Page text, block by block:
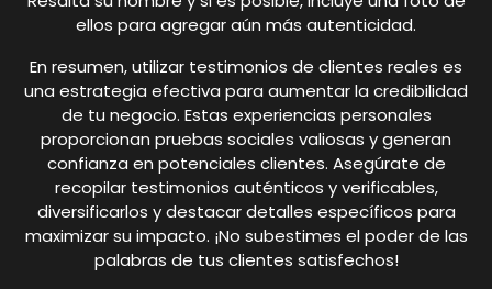
ellos para agregar aún más autenticidad.
En resumen, utilizar testimonios de clientes reales es
una estrategia efectiva para aumentar la credibilidad
de tu negocio. Estas experiencias personales
proporcionan pruebas sociales valiosas y generan
confianza en potenciales clientes. Asegúrate de
recopilar testimonios auténticos y verificables,
diversificarlos y destacar detalles específicos para
maximizar su impacto. ¡No subestimes el poder de las
palabras de tus clientes satisfechos!